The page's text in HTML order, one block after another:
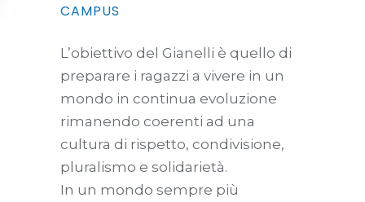
CAMPUS
L’obiettivo del Gianelli è quello di
preparare i ragazzi a vivere in un
mondo in continua evoluzione
rimanendo coerenti ad una
cultura di rispetto, condivisione,
pluralismo e solidarietà.
In un mondo sempre più